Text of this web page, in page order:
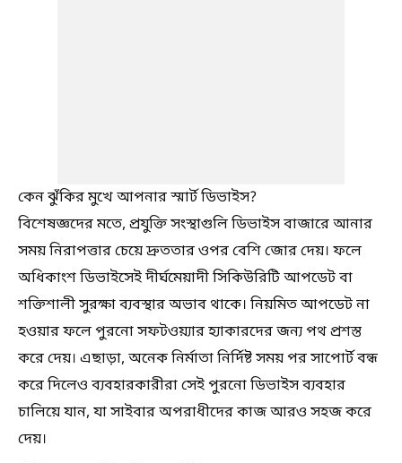
কেন ঝুঁকির মুখে আপনার স্মার্ট ডিভাইস?
বিশেষজ্ঞদের মতে, প্রযুক্তি সংস্থাগুলি ডিভাইস বাজারে আনার
সময় নিরাপত্তার চেয়ে দ্রুততার ওপর বেশি জোর দেয়। ফলে
অধিকাংশ ডিভাইসেই দীর্ঘমেয়াদী সিকিউরিটি আপডেট বা
শক্তিশালী সুরক্ষা ব্যবস্থার অভাব থাকে। নিয়মিত আপডেট না
হওয়ার ফলে পুরনো সফটওয়্যার হ্যাকারদের জন্য পথ প্রশস্ত
করে দেয়। এছাড়া, অনেক নির্মাতা নির্দিষ্ট সময় পর সাপোর্ট বন্ধ
করে দিলেও ব্যবহারকারীরা সেই পুরনো ডিভাইস ব্যবহার
চালিয়ে যান, যা সাইবার অপরাধীদের কাজ আরও সহজ করে
দেয়।